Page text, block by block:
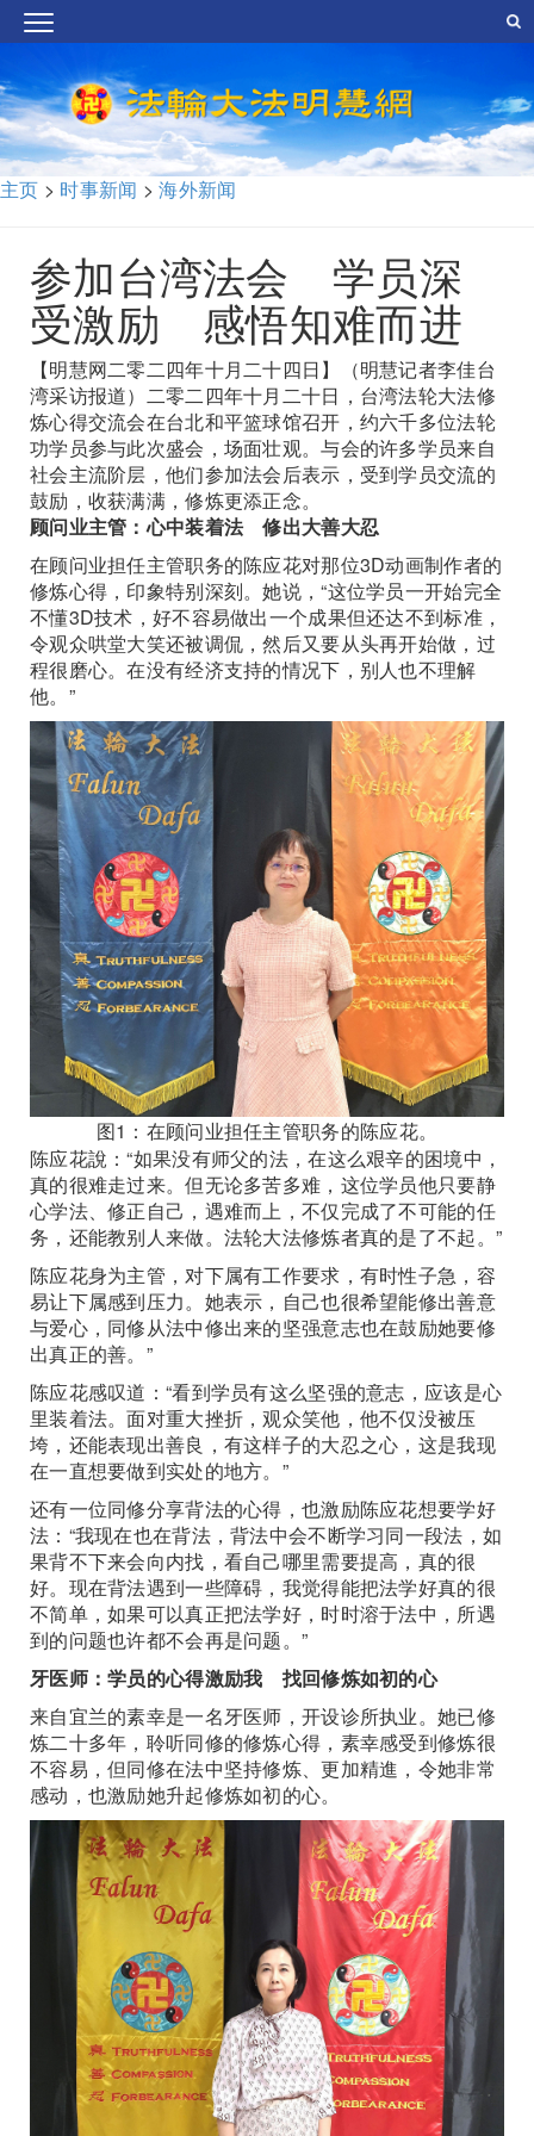
主页 > 时事新闻 >海外新闻
参加台湾法会 学员深
受激励 感悟知难而进
【明慧网二零二四年十月二十四日】（明慧记者李佳台
湾采访报道）二零二四年十月二十日，台湾法轮大法修
炼心得交流会在台北和平篮球馆召开，约六千多位法轮
功学员参与此次盛会，场面壮观。与会的许多学员来自
社会主流阶层，他们参加法会后表示，受到学员交流的
鼓励，收获满满，修炼更添正念。
顾问业主管：心中装着法 修出大善大忍
在顾问业担任主管职务的陈应花对那位3D动画制作者的
修炼心得，印象特别深刻。她说，“这位学员一开始完全
不懂3D技术，好不容易做出一个成果但还达不到标准，
令观众哄堂大笑还被调侃，然后又要从头再开始做，过
程很磨心。在没有经济支持的情况下，别人也不理解
他。”
图1：在顾问业担任主管职务的陈应花。
陈应花說：“如果没有师父的法，在这么艰辛的困境中，
真的很难走过来。但无论多苦多难，这位学员他只要静
心学法、修正自己，遇难而上，不仅完成了不可能的任
务，还能教别人来做。法轮大法修炼者真的是了不起。”
陈应花身为主管，对下属有工作要求，有时性子急，容
易让下属感到压力。她表示，自己也很希望能修出善意
与爱心，同修从法中修出来的坚强意志也在鼓励她要修
出真正的善。”
陈应花感叹道：“看到学员有这么坚强的意志，应该是心
里装着法。面对重大挫折，观众笑他，他不仅没被压
垮，还能表现出善良，有这样子的大忍之心，这是我现
在一直想要做到实处的地方。”
还有一位同修分享背法的心得，也激励陈应花想要学好
法：“我现在也在背法，背法中会不断学习同一段法，如
果背不下来会向内找，看自己哪里需要提高，真的很
好。现在背法遇到一些障碍，我觉得能把法学好真的很
不简单，如果可以真正把法学好，时时溶于法中，所遇
到的问题也许都不会再是问题。”
牙医师：学员的心得激励我 找回修炼如初的心
来自宜兰的素幸是一名牙医师，开设诊所执业。她已修
炼二十多年，聆听同修的修炼心得，素幸感受到修炼很
不容易，但同修在法中坚持修炼、更加精進，令她非常
感动，也激励她升起修炼如初的心。